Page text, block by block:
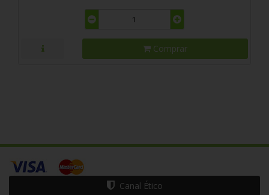
Comprar
Canal Ético